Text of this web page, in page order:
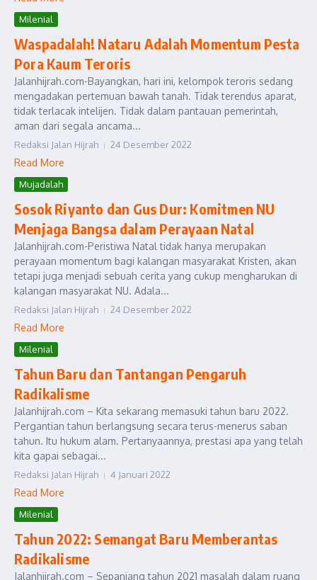
Milenial
Waspadalah! Nataru Adalah Momentum Pesta
Pora Kaum Teroris
Jalanhijrah.com-Bayangkan, hari ini, kelompok teroris sedang
mengadakan pertemuan bawah tanah. Tidak terendus aparat,
tidak terlacak intelijen. Tidak dalam pantauan pemerintah,
aman dari segala ancama...
Redaksi Jalan Hijrah 24 Desember 2022
Read More
Mujadalah
Sosok Riyanto dan Gus Dur: Komitmen NU
Menjaga Bangsa dalam Perayaan Natal
Jalanhijrah.com-Peristiwa Natal tidak hanya merupakan
perayaan momentum bagi kalangan masyarakat Kristen, akan
tetapi juga menjadi sebuah cerita yang cukup mengharukan di
kalangan masyarakat NU. Adala...
Redaksi Jalan Hijrah 24 Desember 2022
Read More
Milenial
Tahun Baru dan Tantangan Pengaruh
Radikalisme
Jalanhijrah.com – Kita sekarang memasuki tahun baru 2022.
Pergantian tahun berlangsung secara terus-menerus saban
tahun. Itu hukum alam. Pertanyaannya, prestasi apa yang telah
kita gapai sebagai...
Redaksi Jalan Hijrah 4 Januari 2022
Read More
Milenial
Tahun 2022: Semangat Baru Memberantas
Radikalisme
Jalanhijrah.com – Sepanjang tahun 2021 masalah dalam ruang